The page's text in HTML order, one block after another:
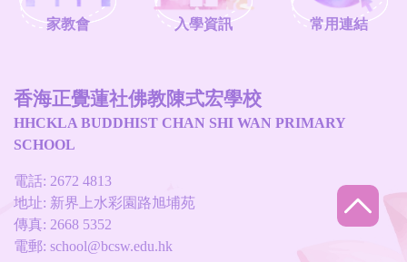
家教會 入學資訊 常用連結
香海正覺蓮社佛教陳式宏學校
HHCKLA BUDDHIST CHAN SHI WAN PRIMARY
SCHOOL
電話: 2672 4813
地址: 新界上水彩園路旭埔苑
傳真: 2668 5352
電郵: school@bcsw.edu.hk